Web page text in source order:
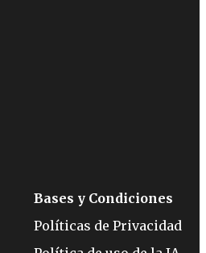
Bases y Condiciones
Políticas de Privacidad